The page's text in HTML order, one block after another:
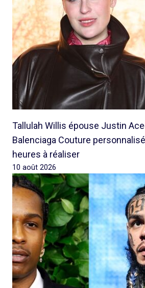
Tallulah Willis épouse Justin
Balenciaga Couture
heures à réaliser
10 août 2026